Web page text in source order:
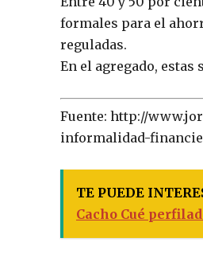
formales para el
reguladas.
En el agregado,
Fuente: http://
informalidad-
TE PUEDE
Cacho Cué